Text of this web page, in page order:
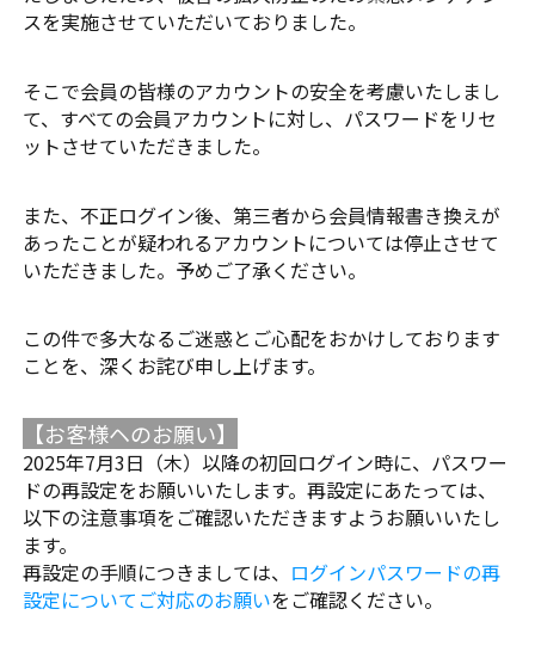
スを実施させていただいておりました。
そこで会員の皆様のアカウントの安全を考慮いたしまし
て、すべての会員アカウントに対し、パスワードをリセ
ットさせていただきました。
また、不正ログイン後、第三者から会員情報書き換えが
あったことが疑われるアカウントについては停止させて
いただきました。予めご了承ください。
この件で多大なるご迷惑とご心配をおかけしております
ことを、深くお詫び申し上げます。
【お客様ヘのお願い】
2025年7月3日（木）以降の初回ログイン時に、パスワー
ドの再設定をお願いいたします。再設定にあたっては、
以下の注意事項をご確認いただきますようお願いいたし
ます。
再設定の手順につきましては、 ログインパスワードの再
設定についてご対応のお願いをご確認ください。